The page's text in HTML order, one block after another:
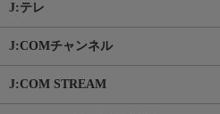
J:テレ
J:COMチャンネル
J:COM STREAM